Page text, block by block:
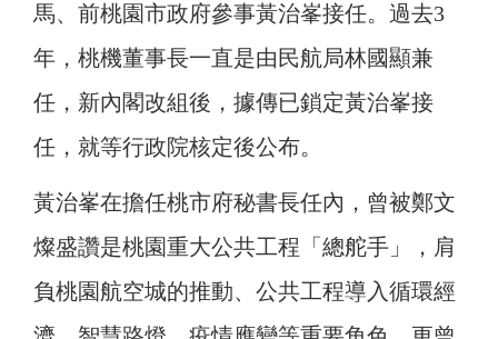
馬、前桃園市政府參事黃治峯接任。過去3
年，桃機董事長一直是由民航局林國顯兼
任，新內閣改組後，據傳已鎖定黃治峯接
任，就等行政院核定後公布。
黃治峯在擔任桃市府秘書長任內，曾被鄭文
燦盛讚是桃園重大公共工程「總舵手」，肩
負桃園航空城的推動、公共工程導入循環經